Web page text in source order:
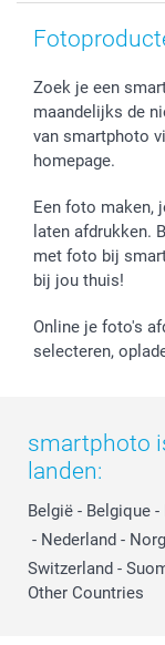
Zoek je een
maandelijks de
van smartphoto
homepage.
Een foto maken,
laten afdrukken.
met foto bij
bij jou thuis!
Online je foto's
selecteren,
smartphoto
landen:
België - Belgique -
- Nederland -
Switzerland -
Other Countries